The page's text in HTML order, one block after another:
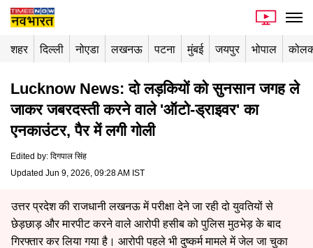
शहर दिल्ली नोएडा लखनऊ पटना मुंबई जयपुर भोपाल
Lucknow News: दो लड़कियों को सुनसान जगह ले
जाकर जबरदस्ती करने वाले 'ऑटो-ड्राइवर' का
एनकाउंटर, पैर में लगी गोली
Edited by: दिगपाल सिंह
Updated Jun 9, 2026, 09:28 AM IST
उत्तर प्रदेश की राजधानी लखनऊ में परीक्षा देने जा रही दो युवतियों से
छेड़छाड़ और मारपीट करने वाले आरोपी हसीब को पुलिस मुठभेड़ के बाद
गिरफ्तार कर लिया गया है। आरोपी पहले भी दुष्कर्म मामले में जेल जा चुका